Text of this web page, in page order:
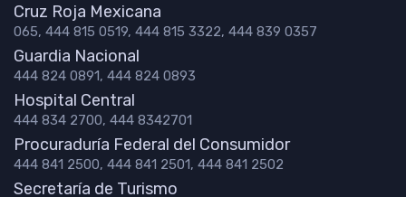
Cruz Roja Mexicana
065, 444 815 0519, 444 815 3322, 444 839 0357
Guardia Nacional
444 824 0891, 444 824 0893
Hospital Central
444 834 2700, 444 8342701
Procuraduría Federal del Consumidor
444 841 2500, 444 841 2501, 444 841 2502
Secretaría de Turismo